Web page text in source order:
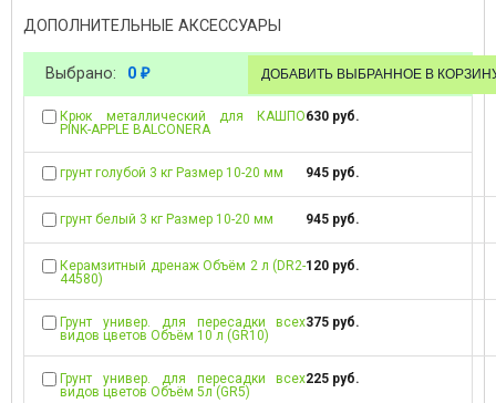
ДОПОЛНИТЕЛЬНЫЕ АКСЕССУАРЫ
Выбрано: 0 ₽
Крюк металлический для КАШПО
PINK-APPLE BALCONERA
630 руб.
грунт голубой 3 кг Размер 10-20 мм 945 руб.
грунт белый 3 кг Размер 10-20 мм 945 руб.
Керамзитный дренаж Объём 2 л (DR2-
44580)
120 руб.
Грунт универ. для пересадки всех
видов цветов Объём 10 л (GR10)
375 руб.
Грунт универ. для пересадки всех
видов цветов Объём 5л (GR5)
225 руб.